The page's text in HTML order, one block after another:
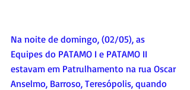
Na noite de domingo, (02/05), as
Equipes do PATAMO I e PATAMO II
estavam em Patrulhamento na rua Oscar
Anselmo, Barroso, Teresópolis, quando